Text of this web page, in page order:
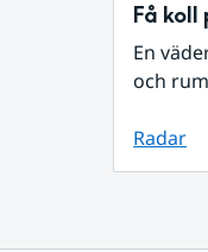
Få koll
En
och
Radar